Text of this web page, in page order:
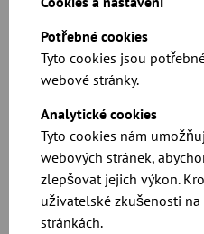
Potřebné cookies
Tyto cookies jsou
webové stránky.
Analytické cookies
Tyto cookies nám
webových stránek,
zlepšovat jejich výkon.
uživatelské zkušenosti
stránkách.
Produktové listy a
rozdělovače
Ke